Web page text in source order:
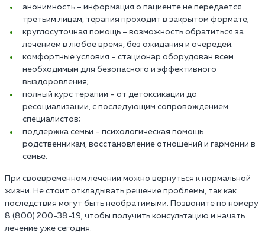
анонимность – информация о пациенте не передается
третьим лицам, терапия проходит в закрытом формате;
круглосуточная помощь – возможность обратиться за
лечением в любое время, без ожидания и очередей;
комфортные условия – стационар оборудован всем
необходимым для безопасного и эффективного
выздоровления;
полный курс терапии – от детоксикации до
ресоциализации, с последующим сопровождением
специалистов;
поддержка семьи – психологическая помощь
родственникам, восстановление отношений и гармонии в
семье.
При своевременном лечении можно вернуться к нормальной
жизни. Не стоит откладывать решение проблемы, так как
последствия могут быть необратимыми. Позвоните по номеру
8 (800) 200-38-19, чтобы получить консультацию и начать
лечение уже сегодня.